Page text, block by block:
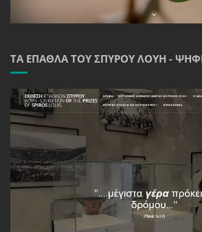
ΤΑ ΈΠΑΘΛΑ ΤΟΥ ΣΠΎΡΟΥ ΛΟΎΗ -